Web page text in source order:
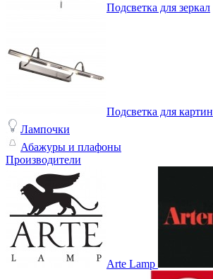
Подсветка для зеркал
Подсветка для картин
Лампочки
Абажуры и плафоны
Производители
Arte Lamp